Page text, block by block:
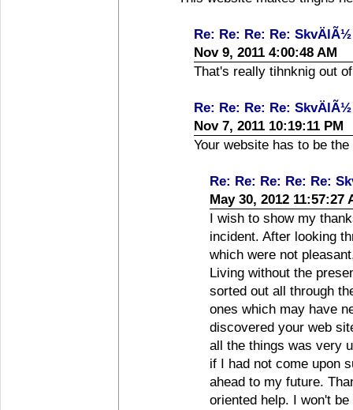
Re: Re: Re: Re:
Nov 9, 2011 4:00:48 AM
That's really tihnknig out
Re: Re: Re: Re:
Nov 7, 2011 10:19:11 PM
Your website has to be
Re: Re: Re: Re: Re:
May 30, 2012 11:57:27
I wish to show my
incident. After looking
which were not
Living without the
sorted out all through
ones which may have
discovered your web
all the things was very
if I had not come upon
ahead to my future.
oriented help. I won't